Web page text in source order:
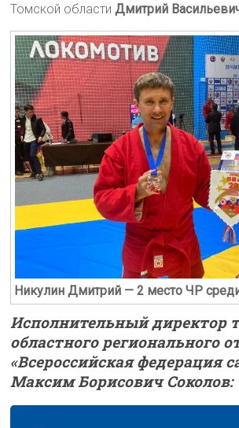
Томской областиДмитрий
Никулин Дмитрий — 2 место ЧР
Исполнительный директор
областного регионального
«Всероссийская федерация
Максим Борисович Соколов: